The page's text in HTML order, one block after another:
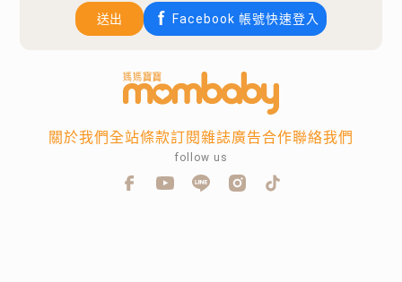
送出
Facebook 帳號快速登入
關於我們全站條款訂閱雜誌廣告合作聯絡我們
follow us